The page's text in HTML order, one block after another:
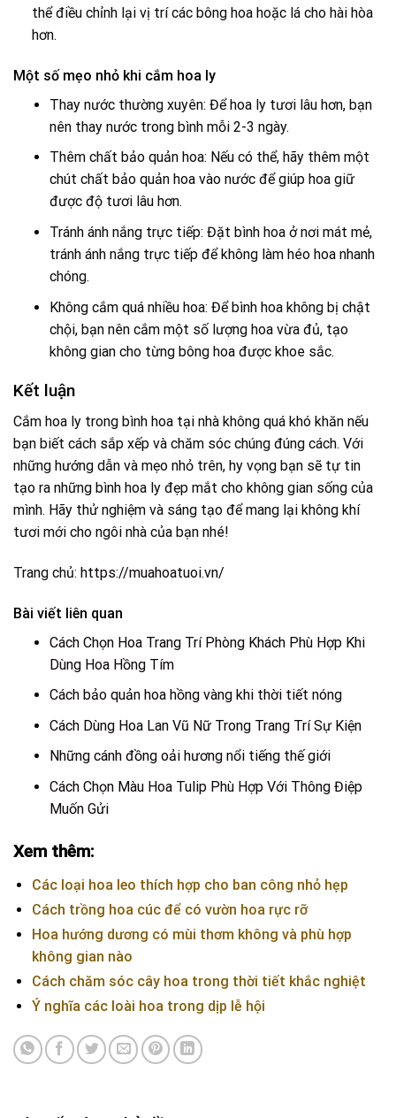
thể điều chỉnh lại vị trí các bông hoa hoặc lá cho hài hòa
hơn.
Một số mẹo nhỏ khi cắm hoa ly
Thay nước thường xuyên: Để hoa ly tươi lâu hơn, bạn
nên thay nước trong bình mỗi 2-3 ngày.
Thêm chất bảo quản hoa: Nếu có thể, hãy thêm một
chút chất bảo quản hoa vào nước để giúp hoa giữ
được độ tươi lâu hơn.
Tránh ánh nắng trực tiếp: Đặt bình hoa ở nơi mát mẻ,
tránh ánh nắng trực tiếp để không làm héo hoa nhanh
chóng.
Không cắm quá nhiều hoa: Để bình hoa không bị chật
chội, bạn nên cắm một số lượng hoa vừa đủ, tạo
không gian cho từng bông hoa được khoe sắc.
Kết luận
Cắm hoa ly trong bình hoa tại nhà không quá khó khăn nếu
bạn biết cách sắp xếp và chăm sóc chúng đúng cách. Với
những hướng dẫn và mẹo nhỏ trên, hy vọng bạn sẽ tự tin
tạo ra những bình hoa ly đẹp mắt cho không gian sống của
mình. Hãy thử nghiệm và sáng tạo để mang lại không khí
tươi mới cho ngôi nhà của bạn nhé!
Trang chủ: https://muahoatuoi.vn/
Bài viết liên quan
Cách Chọn Hoa Trang Trí Phòng Khách Phù Hợp Khi
Dùng Hoa Hồng Tím
Cách bảo quản hoa hồng vàng khi thời tiết nóng
Cách Dùng Hoa Lan Vũ Nữ Trong Trang Trí Sự Kiện
Những cánh đồng oải hương nổi tiếng thế giới
Cách Chọn Màu Hoa Tulip Phù Hợp Với Thông Điệp
Muốn Gửi
Xem thêm:
Các loại hoa leo thích hợp cho ban công nhỏ hẹp
Cách trồng hoa cúc để có vườn hoa rực rỡ
Hoa hướng dương có mùi thơm không và phù hợp
không gian nào
Cách chăm sóc cây hoa trong thời tiết khắc nghiệt
Ý nghĩa các loài hoa trong dịp lễ hội